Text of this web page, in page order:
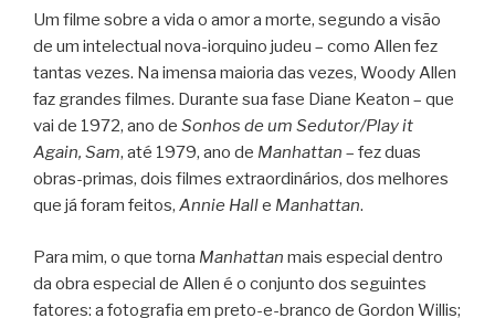
Um filme sobre a vida o amor a morte, segundo a visão
de um intelectual nova-iorquino judeu – como Allen fez
tantas vezes. Na imensa maioria das vezes, Woody Allen
faz grandes filmes. Durante sua fase Diane Keaton – que
vai de 1972, ano de Sonhos de um Sedutor/Play it
Again, Sam, até 1979, ano de Manhattan – fez duas
obras-primas, dois filmes extraordinários, dos melhores
que já foram feitos, Annie Halle Manhattan.
Para mim, o que torna Manhattan mais especial dentro
da obra especial de Allen é o conjunto dos seguintes
fatores: a fotografia em preto-e-branco de Gordon Willis;